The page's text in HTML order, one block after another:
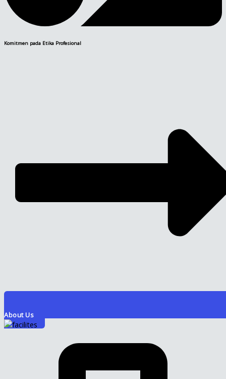
Komitmen pada Etika Profesional
About Us